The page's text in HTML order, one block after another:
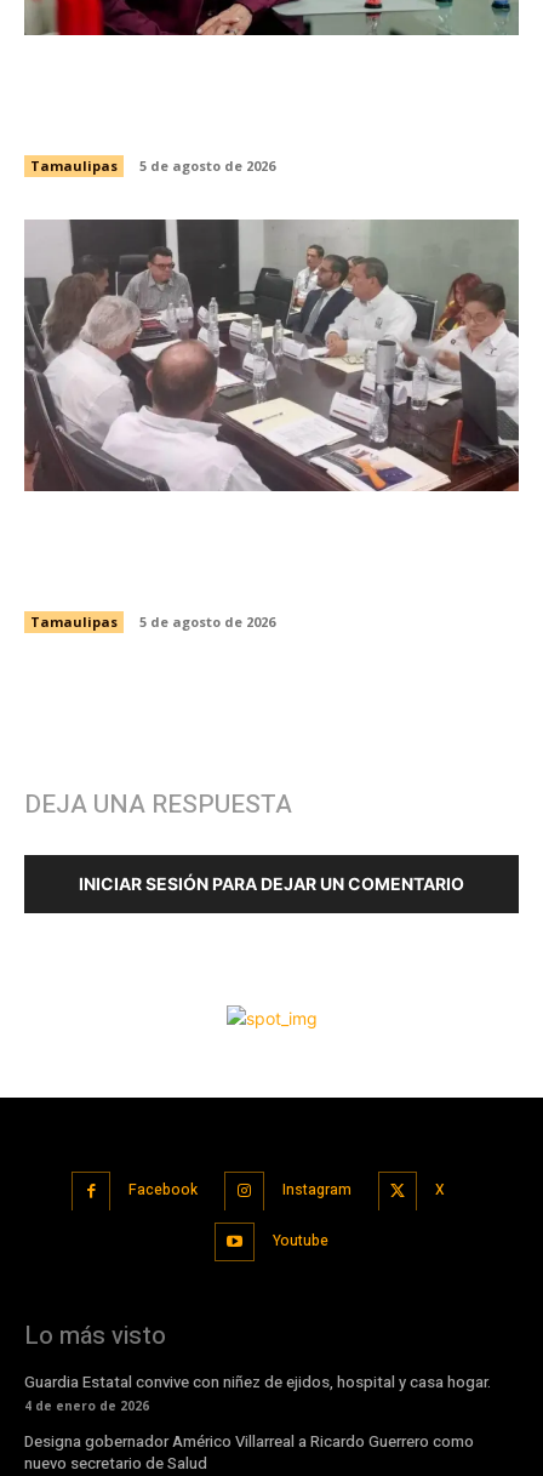
Facebook Instagram X
Youtube
Lo más visto
Guardia Estatal convive con niñez de ejidos, hospital y casa hogar.
4 de enero de 2026
Designa gobernador Américo Villarreal a Ricardo Guerrero como
nuevo secretario de Salud